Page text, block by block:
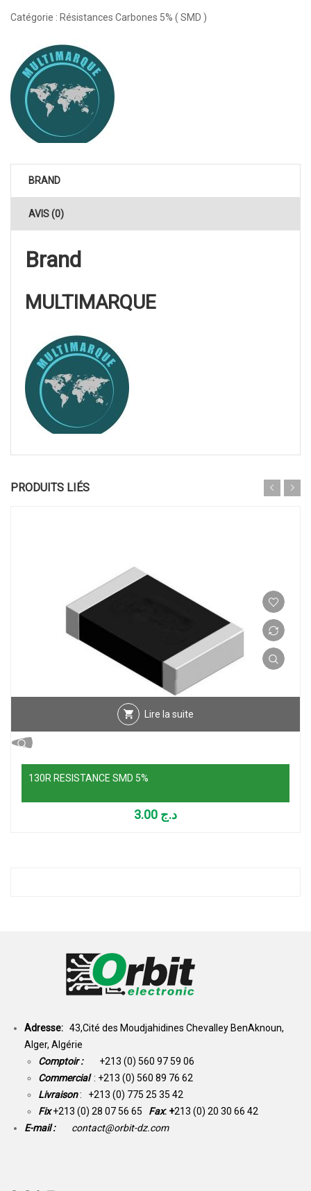
Catégorie : Résistances Carbones 5% ( SMD )
BRAND
AVIS (0)
Brand
MULTIMARQUE
PRODUITS LIÉS
Lire la suite
130R RESISTANCE SMD 5%
د.ج
Adresse: 43,Cité des Moudjahidines Chevalley BenAknoun,
Alger, Algérie
Comptoir : +213 (0) 560 97 59 06
Commercial : +213 (0) 560 89 76 62
Livraison: +213 (0) 775 25 35 42
Fix +213 (0) 28 07 56 65 Fax: +213 (0) 20 30 66 42
E-mail :
contact@orbit-dz.com